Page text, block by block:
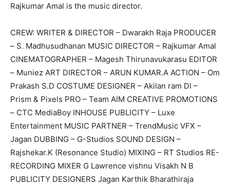
Rajkumar Amal is the music director.
CREW: WRITER & DIRECTOR – Dwarakh Raja PRODUCER
– S. Madhusudhanan MUSIC DIRECTOR – Rajkumar Amal
CINEMATOGRAPHER – Magesh Thirunavukarasu EDITOR
– Muniez ART DIRECTOR – ARUN KUMAR.A ACTION – Om
Prakash S.D COSTUME DESIGNER – Akilan ram DI –
Prism & Pixels PRO – Team AIM CREATIVE PROMOTIONS
– CTC MediaBoy INHOUSE PUBLICITY – Luxe
Entertainment MUSIC PARTNER – TrendMusic VFX –
Jagan DUBBING – G-Studios SOUND DESIGN –
Rajshekar.K (Resonance Studio) MIXING – RT Studios RE-
RECORDING MIXER G Lawrence vishnu Visakh N B
PUBLICITY DESIGNERS Jagan Karthik Bharathiraja